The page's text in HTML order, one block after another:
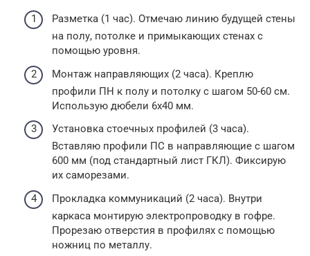
Разметка (1 час). Отмечаю линию будущей стены
на полу, потолке и примыкающих стенах с
помощью уровня.
Монтаж направляющих (2 часа). Креплю
профили ПН к полу и потолку с шагом 50-60 см.
Использую дюбели 6х40 мм.
Установка стоечных профилей (3 часа).
Вставляю профили ПС в направляющие с шагом
600 мм (под стандартный лист ГКЛ). Фиксирую
их саморезами.
Прокладка коммуникаций (2 часа). Внутри
каркаса монтирую электропроводку в гофре.
Прорезаю отверстия в профилях с помощью
ножниц по металлу.